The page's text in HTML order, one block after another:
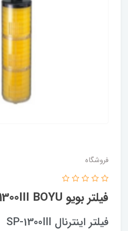
فروشگاه
فیلتر بویو SP-1300III BOYU
فیلتر اینترنال SP-1300III